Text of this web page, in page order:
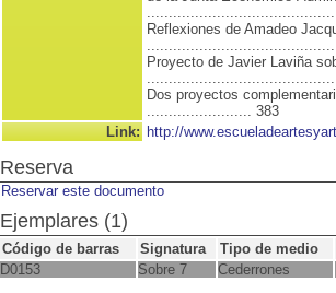
Reflexiones de Amadeo
Proyecto de Javier Laviña
Dos proyectos
........................ 383
Link: http://
Reserva
Reservar este documento
Ejemplares (1)
Código de barras Signatura Tipo de medio
D0153
Sobre 7 Cederrones